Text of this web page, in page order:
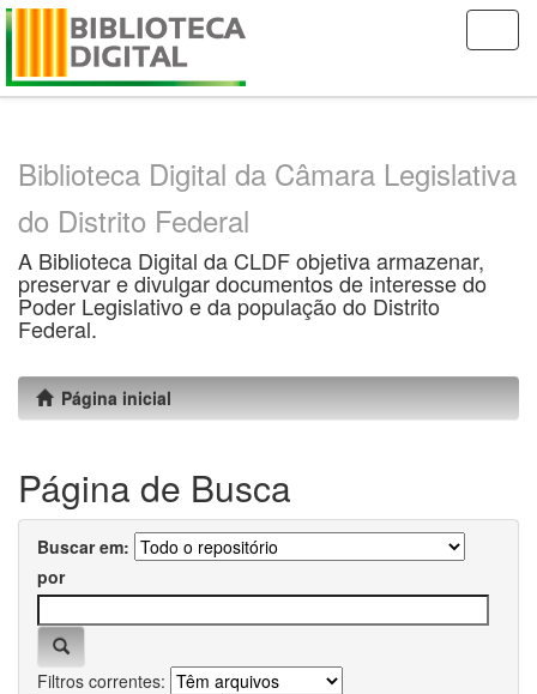
Skip
Biblioteca Digital da Câmara Legislativa
do Distrito Federal
A Biblioteca Digital da CLDF objetiva armazenar,
preservar e divulgar documentos de interesse do
Poder Legislativo e da população do Distrito
Federal.
Página inicial
Página de Busca
Buscar em:
por
Filtros correntes: